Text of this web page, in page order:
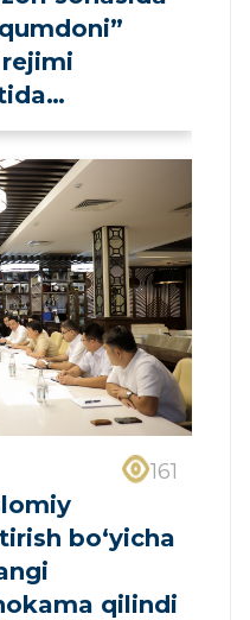
161
bo‘yicha
qilindi